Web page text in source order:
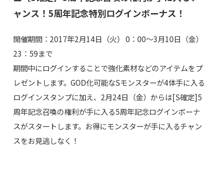
ャンス！5周年記念特別ログインボーナス！
開催期間：2017年2月14日（火） 0：00～3月10日（金）
23：59まで
期間中にログインすることで強化素材などのアイテムをプ
レゼントします。GOD化可能なSモンスターが4体手に入る
ログインスタンプに加え、2月24日（金）からは[S確定]5
周年記念召喚の権利が手に入る5周年記念ログインボーナ
スがスタートします。お得にモンスターが手に入るチャン
スをお見逃しなく！